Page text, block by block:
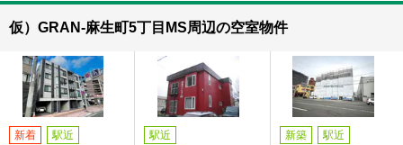
仮）GRAN-麻生町5丁目MS周辺の空室物件
新着 駅近 駅近 新築 駅近